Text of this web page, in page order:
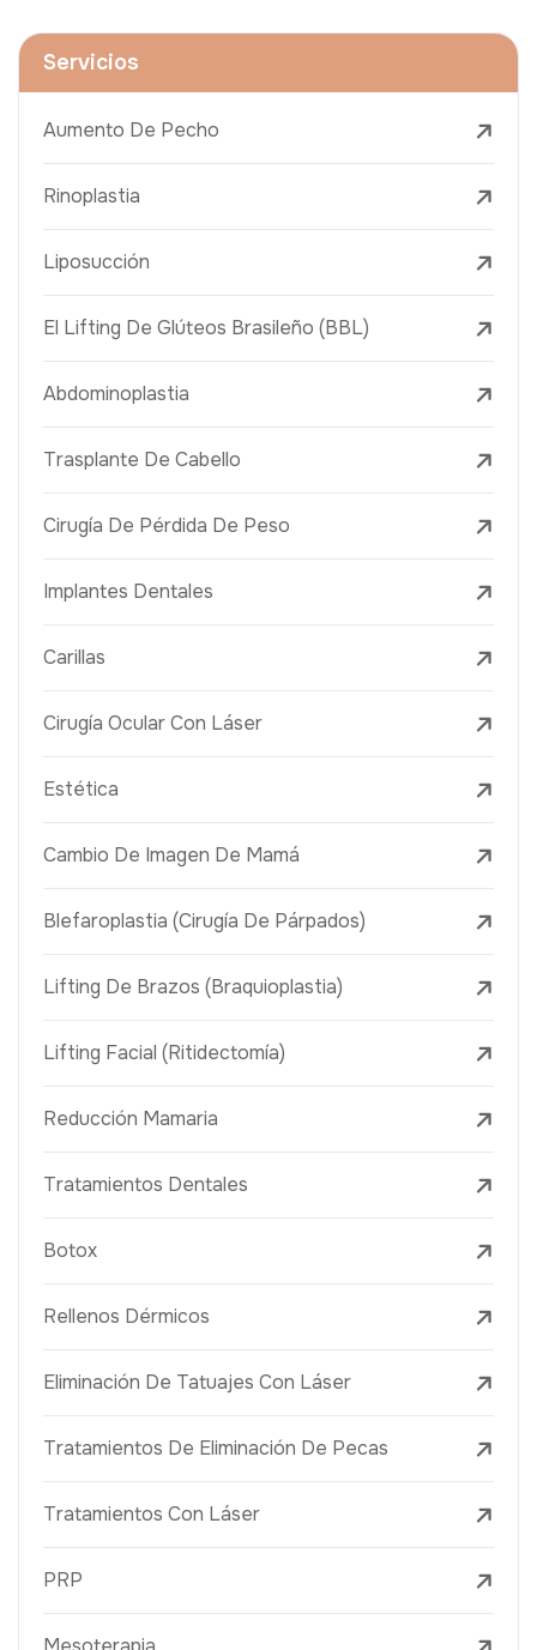
Servicios
Aumento De Pecho
Rinoplastia
Liposucción
El Lifting De Glúteos Brasileño (BBL)
Abdominoplastia
Trasplante De Cabello
Cirugía De Pérdida De Peso
Implantes Dentales
Carillas
Cirugía Ocular Con Láser
Estética
Cambio De Imagen De Mamá
Blefaroplastia (Cirugía De Párpados)
Lifting De Brazos (Braquioplastia)
Lifting Facial (Ritidectomía)
Reducción Mamaria
Tratamientos Dentales
Botox
Rellenos Dérmicos
Eliminación De Tatuajes Con Láser
Tratamientos De Eliminación De Pecas
Tratamientos Con Láser
PRP